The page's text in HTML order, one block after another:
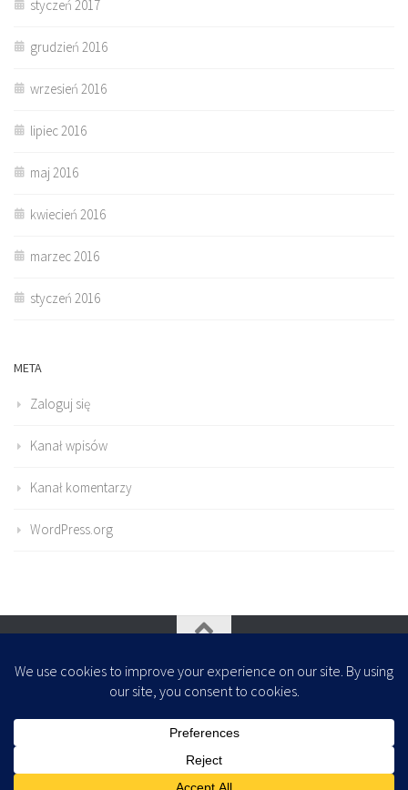
styczeń 2017
grudzień 2016
wrzesień 2016
lipiec 2016
maj 2016
kwiecień 2016
marzec 2016
styczeń 2016
META
Zaloguj się
Kanał wpisów
Kanał komentarzy
WordPress.org
- Zaprojektowany z